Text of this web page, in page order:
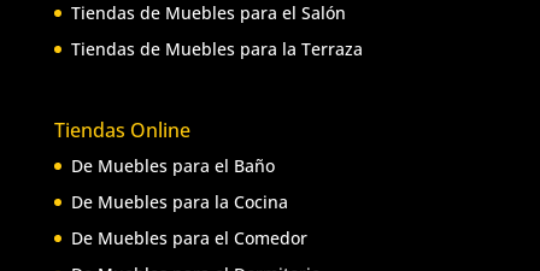
Tiendas de Muebles para el Salón
Tiendas de Muebles para la Terraza
Tiendas Online
De Muebles para el Baño
De Muebles para la Cocina
De Muebles para el Comedor